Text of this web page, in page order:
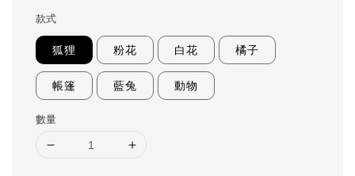
款式
狐狸 粉花 白花 橘子
帳篷 藍兔 動物
數量